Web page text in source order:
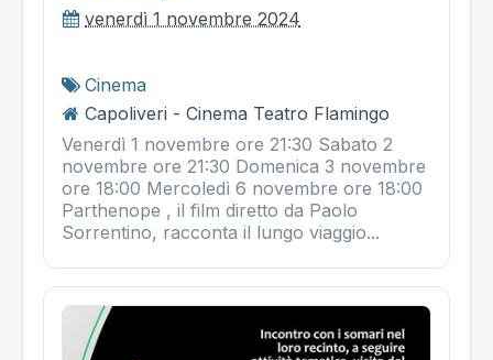
venerdì 1 novembre 2024
Cinema
Capoliveri - Cinema Teatro Flamingo
Venerdì 1 novembre ore 21:30 Sabato 2
novembre ore 21:30 Domenica 3 novembre
ore 18:00 Mercoledì 6 novembre ore 18:00
Parthenope , il film diretto da Paolo
Sorrentino, racconta il lungo viaggio...